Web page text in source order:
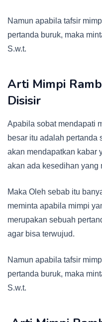
Namun apabila tafsir
pertanda buruk, maka
S.w.t.
Arti Mimpi
Disisir
Apabila sobat mendapati
besar itu adalah pertanda
akan mendapatkan kabar
akan ada kesedihan yang
Maka Oleh sebab itu
meminta apabila mimpi
merupakan sebuah
agar bisa terwujud.
Namun apabila tafsir
pertanda buruk, maka
S.w.t.